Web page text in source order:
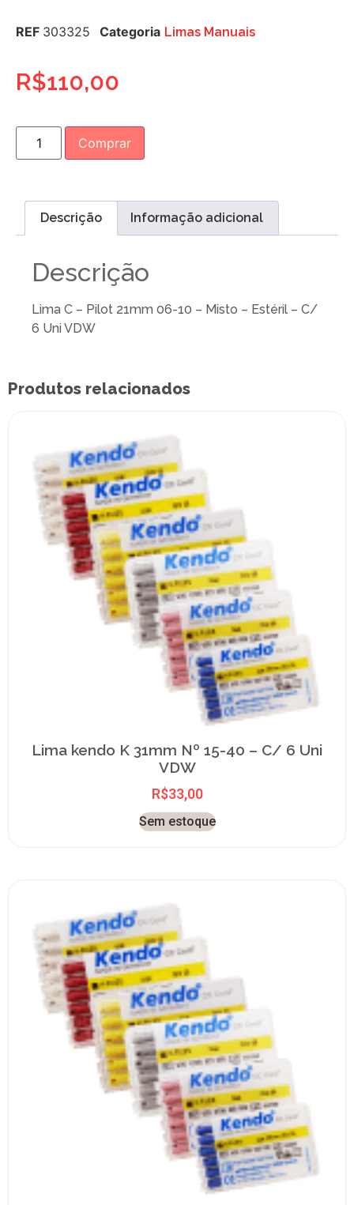
REF 303325 Categoria Limas Manuais
R$110,00
Comprar
Descrição Informação adicional
Descrição
Lima C – Pilot 21mm 06-10 – Misto – Estéril – C/
6 Uni VDW
Produtos relacionados
Lima kendo K 31mm Nº 15-40 – C/ 6 Uni
VDW
R$33,00
Sem estoque